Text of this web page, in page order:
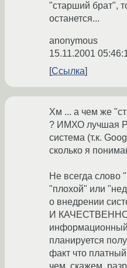
"старший брат",
останется...
anonymous
15.11.2001
Ссылка
Хм ... а чем же
? ИМХО лучшая
система (т.к.
сколько я
Не всегда слово
"плохой" или
о внедрении
И
информационный
планируется
факт что